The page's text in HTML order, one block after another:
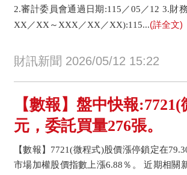
2.審計委員會通過日期:115／05／12 3.財
XX／XX～XXX／XX／XX):115...(詳全文)
財訊新聞 2026/05/12 15:22
【數報】盤中快報
元，委託買量276張。
【數報】7721(微程式)股價漲停鎖定在
市場加權股價指數上漲6.88％。 近期相關